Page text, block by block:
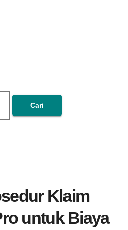
Every
Way
Klaim
untuk Biaya